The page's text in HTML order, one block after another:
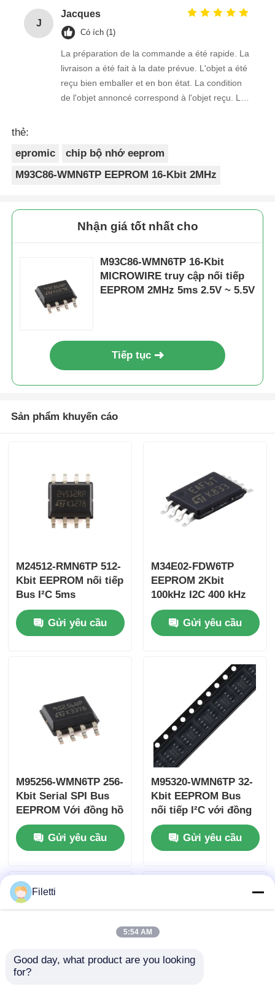
J
Jacques
Có ích (1)
La préparation de la commande a été rapide. La
livraison a été fait à la date prévue. L'objet a été
reçu bien emballer et en bon état. La condition
de l'objet annoncé correspond à l'objet reçu. Le
thẻ:
epromic
chip bộ nhớ eeprom
M93C86-WMN6TP EEPROM 16-Kbit 2MHz
Nhận giá tốt nhất cho
M93C86-WMN6TP 16-Kbit
MICROWIRE truy cập nối tiếp
EEPROM 2MHz 5ms 2.5V ~ 5.5V
Tiếp tục
Sản phẩm khuyến cáo
M24512-RMN6TP 512-
Kbit EEPROM nối tiếp
Bus I²C 5ms
1.8V~5.5V 1MHz
Gửi yêu cầu
M34E02-FDW6TP
EEPROM 2Kbit
100kHz I2C 400 kHz
Bus I2C
Gửi yêu cầu
M95256-WMN6TP 256-
Kbit Serial SPI Bus
EEPROM Với đồng hồ
tốc độ cao
Gửi yêu cầu
M95320-WMN6TP 32-
Kbit EEPROM Bus
nối tiếp I²C với đồng
hồ tốc độ cao
Gửi yêu cầu
Filetti
5:54 AM
Good day, what product are you looking
for?